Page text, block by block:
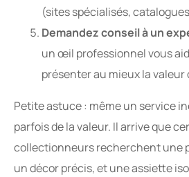
(sites spécialisés,
Demandez conseil à un
un œil professionnel vous
présenter au mieux la valeur
Petite astuce : même un service
parfois de la valeur. Il arrive que
collectionneurs recherchent une
un décor précis, et une assiette